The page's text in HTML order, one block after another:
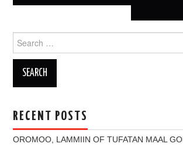
for:
RECENT POSTS
OROMOO, LAMMIIN OF TUFATAN MAAL